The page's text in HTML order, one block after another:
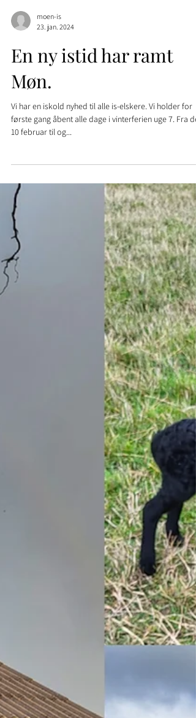
moen-is
En ny istid har ramt
Møn.
Vi har en iskold nyhed til alle is-elskere. Vi holder for
første gang åbent alle dage i vinterferien uge 7. Fra
10 februar til og...